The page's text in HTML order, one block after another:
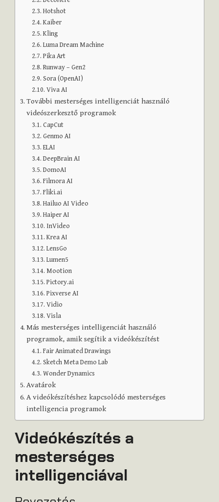
Hotshot
Kaiber
Kling
Luma Dream Machine
Pika Art
Runway – Gen2
Sora (OpenAI)
Viva AI
További mesterséges intelligenciát használó
videószerkesztő programok
CapCut
Genmo AI
ELAI
DeepBrain AI
DomoAI
Filmora AI
Fliki.ai
Hailuo AI Video
Haiper AI
InVideo
Krea AI
LensGo
Lumen5
Mootion
Pictory.ai
Pixverse AI
Vidio
Visla
Más mesterséges intelligenciát használó
programok, amik segítik a videókészítést
Fair Animated Drawings
Sketch Meta Demo Lab
Wonder Dynamics
Avatárok
A videókészítéshez kapcsolódó mesterséges
intelligencia programok
Videókészítés a
mesterséges
intelligenciával